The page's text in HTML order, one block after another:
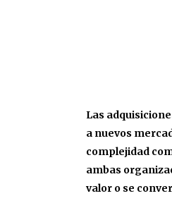
Las
a nuevos
complejidad
ambas
valor o se